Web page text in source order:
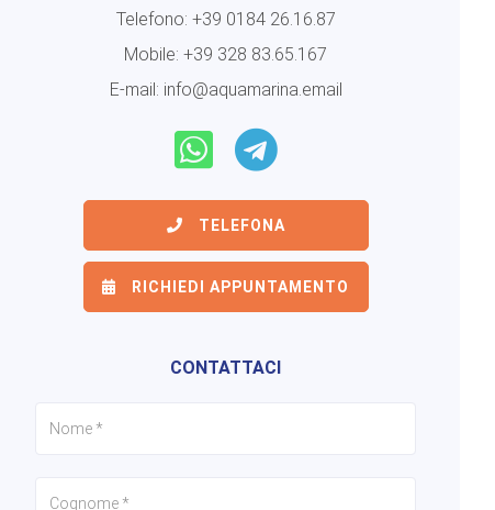
Telefono: +39 0184 26.16.87
Mobile: +39 328 83.65.167
E-mail: info@aquamarina.email
TELEFONA
RICHIEDI APPUNTAMENTO
CONTATTACI